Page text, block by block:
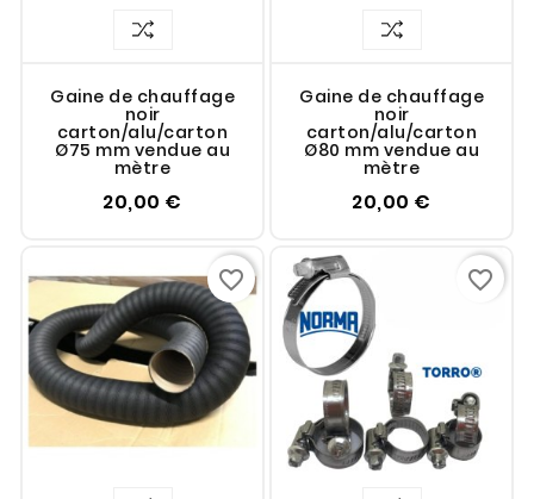
Gaine de chauffage
noir
carton/alu/carton
Ø75 mm vendue au
mètre
20,00 €
Gaine de chauffage
noir
carton/alu/carton
Ø80 mm vendue au
mètre
20,00 €
favorite_border favorite_border